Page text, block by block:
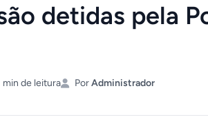
detidas pela
min de leitura PorAdministrador